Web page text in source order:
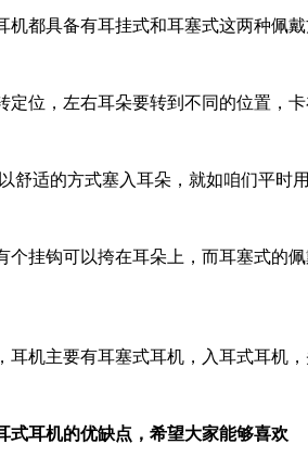
具备有耳挂式和耳塞式这两种佩戴
，左右耳朵要转到不同的位置，卡
适的方式塞入耳朵，就如咱们平时用
钩可以挎在耳朵上，而耳塞式的佩
主要有耳塞式耳机，入耳式耳机，
式耳机的优缺点，希望大家能够喜欢